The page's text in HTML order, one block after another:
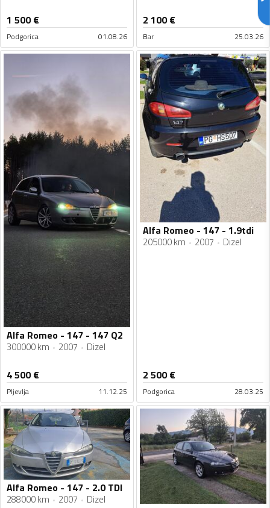
1 500€
Podgorica 01.08.26
2 100€
Bar 25.03.26
Alfa Romeo - 147 - 147 Q2
300000 km 2007 Dizel
4 500€
Pljevlja 11.12.25
Alfa Romeo - 147 - 1.9tdi
205000 km 2007 Dizel
2 500€
Podgorica 28.03.25
Alfa Romeo - 147 - 2.0 TDI
288000 km 2007 Dizel